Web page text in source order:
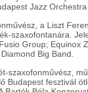
Jazz Orchestra
a Liszt
szaxofontanára.
Group; Equinox
Big Band.
szaxofonművész,
Budapest fesztivál